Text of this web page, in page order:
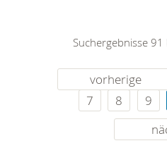
Suchergebnisse
vorherige
7
8 9